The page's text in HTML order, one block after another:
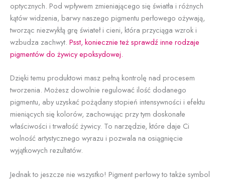
optycznych. Pod wpływem zmieniającego się światła i różnych
kątów widzenia, barwy naszego pigmentu perłowego ożywają,
tworząc niezwykłą grę świateł i cieni, która przyciąga wzrok i
wzbudza zachwyt. Psst, koniecznie też sprawdź inne rodzaje
pigmentów do żywicy epoksydowej.
Dzięki temu produktowi masz pełną kontrolę nad procesem
tworzenia. Możesz dowolnie regulować ilość dodanego
pigmentu, aby uzyskać pożądany stopień intensywności i efektu
mieniących się kolorów, zachowując przy tym doskonałe
właściwości i trwałość żywicy. To narzędzie, które daje Ci
wolność artystycznego wyrazu i pozwala na osiągnięcie
wyjątkowych rezultatów.
Jednak to jeszcze nie wszystko! Pigment perłowy to także symbol